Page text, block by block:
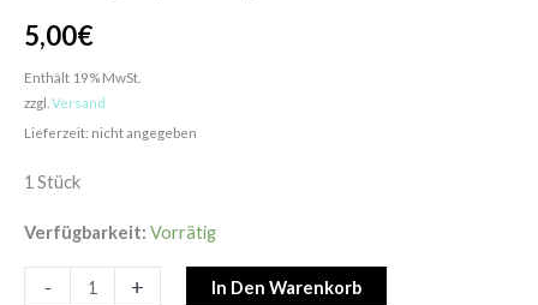
5,00€
Enthält 19% MwSt.
zzgl. Versand
Lieferzeit: nicht angegeben
1 Stück
Verfügbarkeit: Vorrätig
- + In Den Warenkorb